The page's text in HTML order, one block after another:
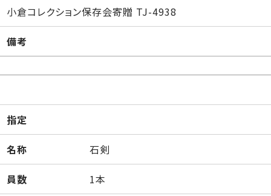
小倉コレクション保存会寄贈 TJ-4938
備考
指定
名称 石剣
員数 1本